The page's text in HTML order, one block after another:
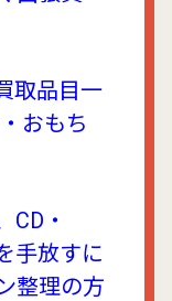
取品目一
おもち
・
手放すに
整理の方